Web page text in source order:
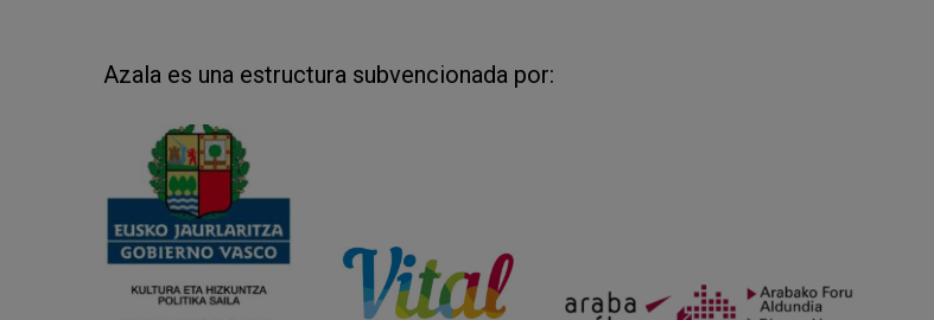
Azala es una estructura subvencionada por: